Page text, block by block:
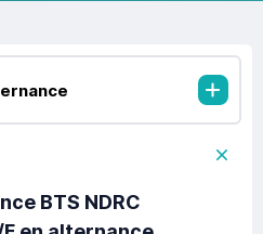
BTS NDRC